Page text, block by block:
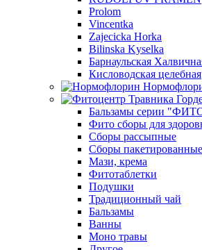
Prolom
Vincentka
Zajecicka Horka
Bilinska Kyselka
Барнаульская
Кисловодская целебная
Бальзамы серии
Фито сборы для
Сборы рассыпные
Сборы пакетированные
Мази, крема
Фитотаблетки
Подушки
Традиционный чай
Бальзамы
Ванны
Моно травы